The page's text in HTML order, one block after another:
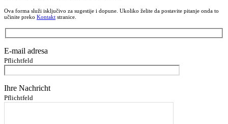
Ova forma služi isključivo za sugestije i dopune. Ukoliko želite da postavite pitanje onda to
učinite preko Kontakt stranice.
E-mail adresa
Pflichtfeld
Ihre Nachricht
Pflichtfeld